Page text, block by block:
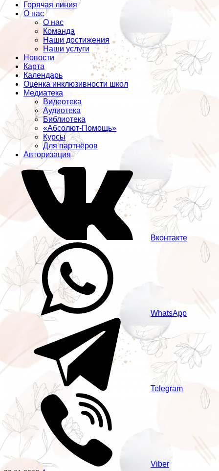
Горячая линия
О нас
О нас
Команда
Наши достижения
Наши услуги
Новости
Карта
Календарь
Оценка инклюзивности школ
Медиатека
Видеотека
Аудиотека
Библиотека
«Абсолют-Помощь»
Курсы
Для партнёров
Авторизация
Вконтакте
WhatsApp
Telegram
Viber